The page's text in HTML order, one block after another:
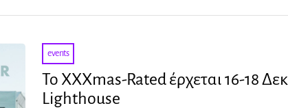
events
Το XXXmas-Rated έρχεται 16-18
Lighthouse